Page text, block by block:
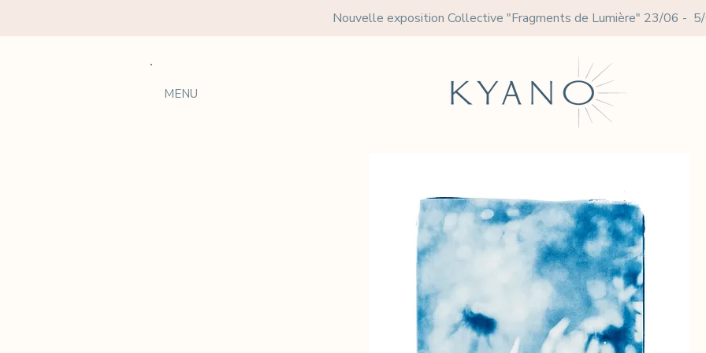
Nouvelle exposition Collective "Fragments de Lumière" 23/06 -
MENU